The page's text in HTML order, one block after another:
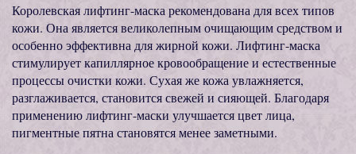
Королевская лифтинг-маска рекомендована для всех типов
кожи. Она является великолепным очищающим средством и
особенно эффективна для жирной кожи. Лифтинг-маска
стимулирует капиллярное кровообращение и естественные
процессы очистки кожи. Сухая же кожа увлажняется,
разглаживается, становится свежей и сияющей. Благодаря
применению лифтинг-маски улучшается цвет лица,
пигментные пятна становятся менее заметными.